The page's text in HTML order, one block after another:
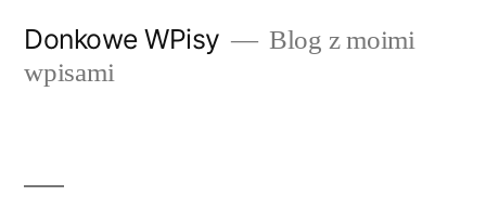
Donkowe WPisy
Blog z moimi
wpisami